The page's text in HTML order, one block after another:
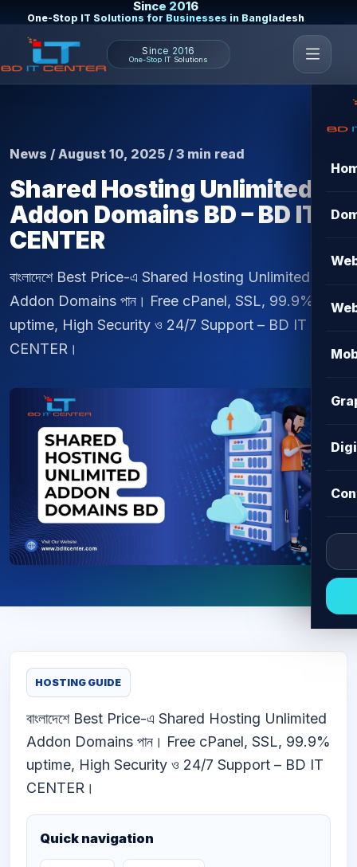
Since 2016
One-Stop IT Solutions for Businesses in Bangladesh
Since 2016
One-Stop IT Solutions
News / August 10, 2025 / 3 min read
Shared Hosting Unlimited
Addon Domains BD – BD IT
CENTER
বাংলাদেশে Best Price-এ Shared Hosting Unlimited
Addon Domains পান। Free cPanel, SSL, 99.9%
uptime, High Security ও 24/7 Support – BD IT
CENTER।
HOSTING GUIDE
বাংলাদেশে Best Price-এ Shared Hosting Unlimited
Addon Domains পান। Free cPanel, SSL, 99.9%
uptime, High Security ও 24/7 Support – BD IT
CENTER।
Quick navigation